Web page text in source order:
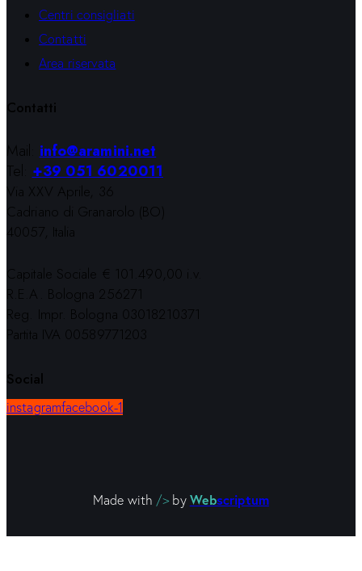
Centri consigliati
Contatti
Area riservata
Contatti
Mail:info@aramini.net
Tel:+39 051 6020011
Via XXV Aprile, 36
Cadriano di Granarolo (BO)
40057, Italia
Capitale Sociale € 101.490,00 i.v.
R.E.A. Bologna 256271
Reg. Impr. Bologna 03018210371
Partita IVA 00589771203
Social
instagramfacebook-1
Made with /> by Webscriptum